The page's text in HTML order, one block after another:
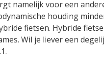
namelijk voor een
houding
fietsen. Hybride
Wil je liever een